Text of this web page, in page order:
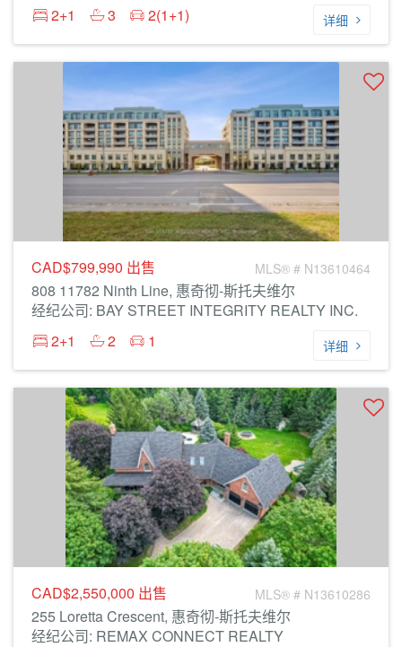
2+1
3 2(1+1) 详细
CAD$799,990 出售 MLS® # N13610464
808 11782 Ninth Line, 惠奇彻-斯托夫维尔
经纪公司: BAY STREET INTEGRITY REALTY INC.
2+1
2 1 详细
CAD$2,550,000 出售 MLS® # N13610286
255 Loretta Crescent, 惠奇彻-斯托夫维尔
经纪公司: REMAX CONNECT REALTY